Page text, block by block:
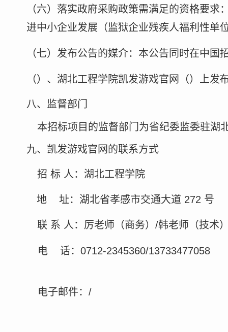
（六）落实政府采购政策需满足的资格要求
进中小企业发展（监狱企业残疾人福利性单
（七）发布公告的媒介：本公告同时在中国
（）、湖北工程学院凯发游戏官网 （）上发
八、监督部门
本招标项目的监督部门为省纪委监委驻湖
九、凯发游戏官网的联系方式
招 标 人：湖北工程学院
地 址：湖北省孝感市交通大道 272 号
联 系 人：厉老师（商务） /韩老师（技术
电 话： 0712-2345360/13733477058
电子邮件： /